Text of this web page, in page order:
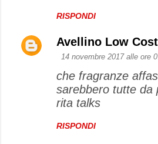
RISPONDI
Avellino Low Cost
14 novembre 2017 alle ore
che fragranze
sarebbero tutte da
rita talks
RISPONDI